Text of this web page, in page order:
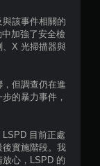
0
1
則
評
分
該事件相關的
加強了安全檢
、X 光掃描器與
但調查仍在進
的暴力事件，
目前正處
實施階段。我
心，LSPD 的